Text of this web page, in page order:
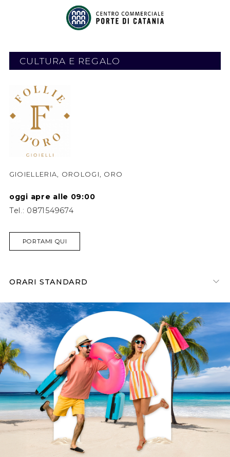
CULTURA E REGALO
GIOIELLERIA, OROLOGI, ORO
oggi apre alle 09:00
Tel.: 0871549674
PORTAMI QUI
ORARI STANDARD